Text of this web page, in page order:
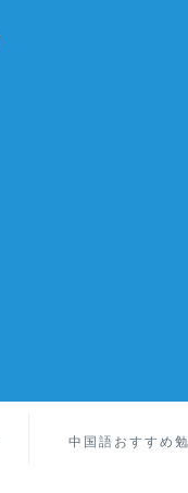
中国語おすすめ